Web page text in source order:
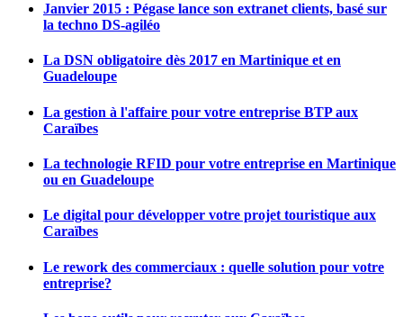
Janvier 2015 : Pégase lance son extranet clients, basé sur
la techno DS-agiléo
La DSN obligatoire dès 2017 en Martinique et en
Guadeloupe
La gestion à l'affaire pour votre entreprise BTP aux
Caraïbes
La technologie RFID pour votre entreprise en Martinique
ou en Guadeloupe
Le digital pour développer votre projet touristique aux
Caraïbes
Le rework des commerciaux : quelle solution pour votre
entreprise?